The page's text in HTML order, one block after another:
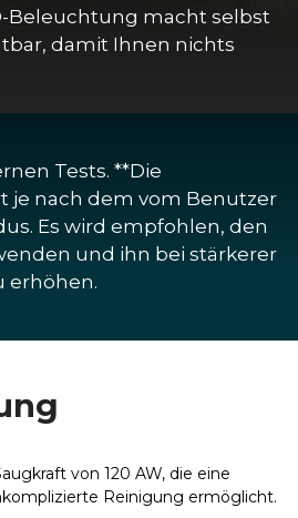
Beleuchtung macht selbst
damit Ihnen nichts
Tests. **Die
je nach dem vom Benutzer
Es wird empfohlen, den
und ihn bei stärkerer
erhöhen.
von 120 AW, die eine
Reinigung ermöglicht.